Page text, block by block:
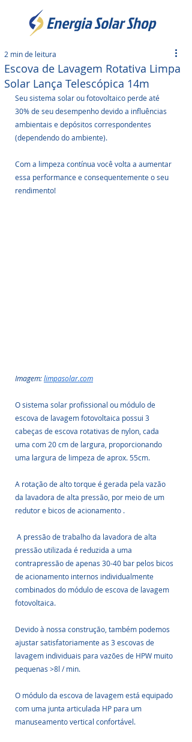
Escova de Lavagem Rotativa Limpa
Solar Lança Telescópica 14m
2 min de leitura
Seu sistema solar ou fotovoltaico perde até
30% de seu desempenho devido a influências
ambientais e depósitos correspondentes
(dependendo do ambiente).
Com a limpeza contínua você volta a aumentar
essa performance e consequentemente o seu
rendimento!
Imagem: limpasolar.com
O sistema solar profissional ou módulo de
escova de lavagem fotovoltaica possui 3
cabeças de escova rotativas de nylon, cada
uma com 20 cm de largura, proporcionando
uma largura de limpeza de aprox. 55cm.
A rotação de alto torque é gerada pela vazão
da lavadora de alta pressão, por meio de um
redutor e bicos de acionamento .
pressão utilizada é reduzida a uma
contrapressão de apenas 30-40 bar pelos bicos
de acionamento internos individualmente
combinados do módulo de escova de lavagem
fotovoltaica.
Devido à nossa construção, também podemos
ajustar satisfatoriamente as 3 escovas de
lavagem individuais para vazões de HPW muito
pequenas >8l / min.
O módulo da escova de lavagem está equipado
com uma junta articulada HP para um
manuseamento vertical confortável.